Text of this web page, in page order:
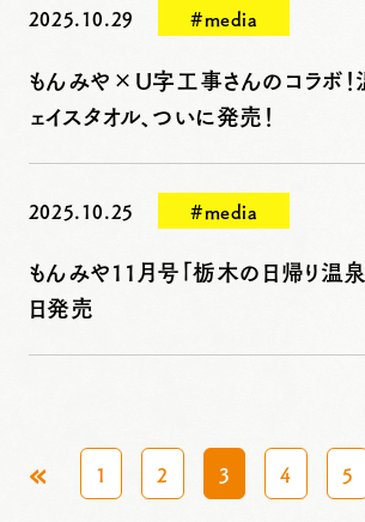
2025.10.29 #media
もんみや×U字工事さんのコラボ！
ェイスタオル、ついに発売！
2025.10.25 #media
もんみや11月号「栃木の日帰り温
日発売
« 1 2 3 4 5